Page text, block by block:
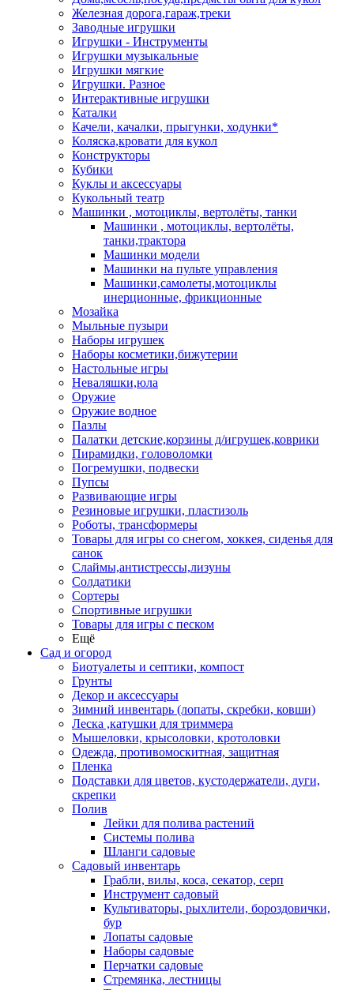
Железная дорога,гараж,треки
Заводные игрушки
Игрушки - Инструменты
Игрушки музыкальные
Игрушки мягкие
Игрушки. Разное
Интерактивные игрушки
Каталки
Качели, качалки, прыгунки, ходунки*
Коляска,кровати для кукол
Конструкторы
Кубики
Куклы и аксессуары
Кукольный театр
Машинки , мотоциклы, вертолёты, танки
Машинки , мотоциклы, вертолёты,
танки,трактора
Машинки модели
Машинки на пульте управления
Машинки,самолеты,мотоциклы
инерционные, фрикционные
Мозайка
Мыльные пузыри
Наборы игрушек
Наборы косметики,бижутерии
Настольные игры
Неваляшки,юла
Оружие
Оружие водное
Пазлы
Палатки детские,корзины д/игрушек,коврики
Пирамидки, головоломки
Погремушки, подвески
Пупсы
Развивающие игры
Резиновые игрушки, пластизоль
Роботы, трансформеры
Товары для игры со снегом, хоккея, сиденья для
санок
Слаймы,антистрессы,лизуны
Солдатики
Сортеры
Спортивные игрушки
Товары для игры с песком
Ещё
Сад и огород
Биотуалеты и септики, компост
Грунты
Декор и аксессуары
Зимний инвентарь (лопаты, скребки, ковши)
Леска ,катушки для триммера
Мышеловки, крысоловки, кротоловки
Одежда, противомоскитная, защитная
Пленка
Подставки для цветов, кустодержатели, дуги,
скрепки
Полив
Лейки для полива растений
Системы полива
Шланги садовые
Садовый инвентарь
Грабли, вилы, коса, секатор, серп
Инструмент садовый
Культиваторы, рыхлители, бороздовички,
бур
Лопаты садовые
Наборы садовые
Перчатки садовые
Стремянка, лестницы